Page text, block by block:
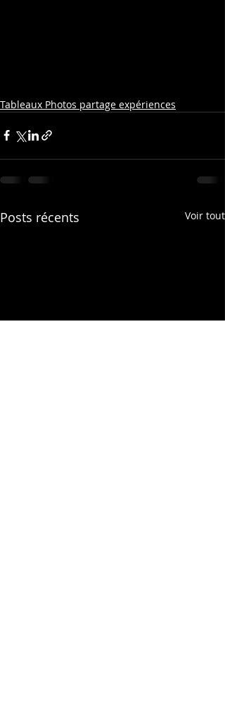
Tableaux Photos partage expériences
Posts récents Voir tout